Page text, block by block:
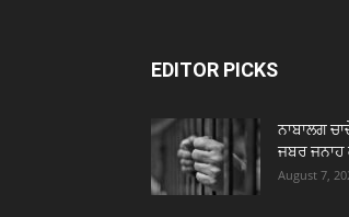
EDITOR PICKS
ਨਾਬਾਲਗ
ਜਬਰ ਜਨਾਹ
August 7,